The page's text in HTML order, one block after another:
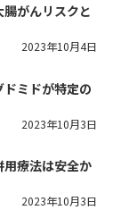
がんリスクと
2023年10月4日
ミドが特定の
2023年10月3日
療法は安全か
2023年10月3日